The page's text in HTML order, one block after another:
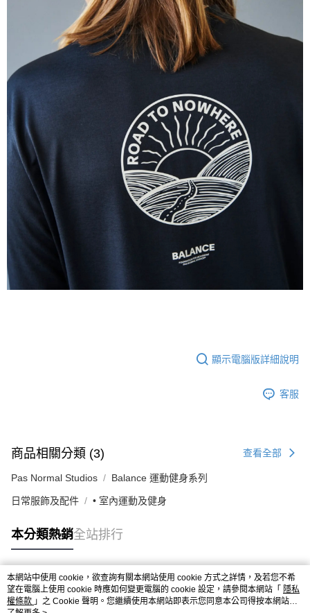
顯示電腦版詳細說明
客服
商品相關分類 (3) 查看全部
Pas Normal Studios Balance 運動健身系列
日常服飾及配件 • 室內運動及健身
本分類熱銷全站排行
熱門標籤
本網站中使用 cookie，欲查詢有關本網站使用 cookie 方式之詳情，及若您不希
望在電腦上使用 cookie 時應如何變更電腦的 cookie 設定，請參閱本網站「 隱私
權條款 」之 Cookie 聲明。您繼續使用本網站即表示您同意本公司得按本網站使